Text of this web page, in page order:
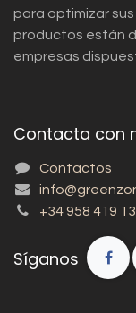
para optimizar
productos están
empresas
Contacta con
Contactos
+34 958 419
Síganos